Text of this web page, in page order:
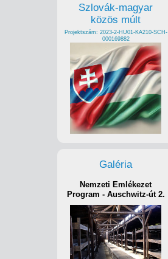
Szlovák-magyar
közös múlt
Projektszám: 2023-2-HU01-KA210-SCH-
000169882
Galéria
Nemzeti Emlékezet
Program - Auschwitz-út 2.